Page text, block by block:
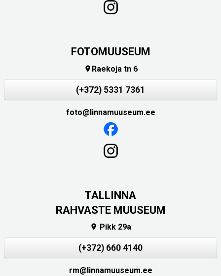
FOTOMUUSEUM
 Raekoja tn 6
(+372) 5331 7361
foto@linnamuuseum.ee
TALLINNA
RAHVASTE MUUSEUM
 Pikk 29a
(+372) 660 4140
rm@linnamuuseum.ee